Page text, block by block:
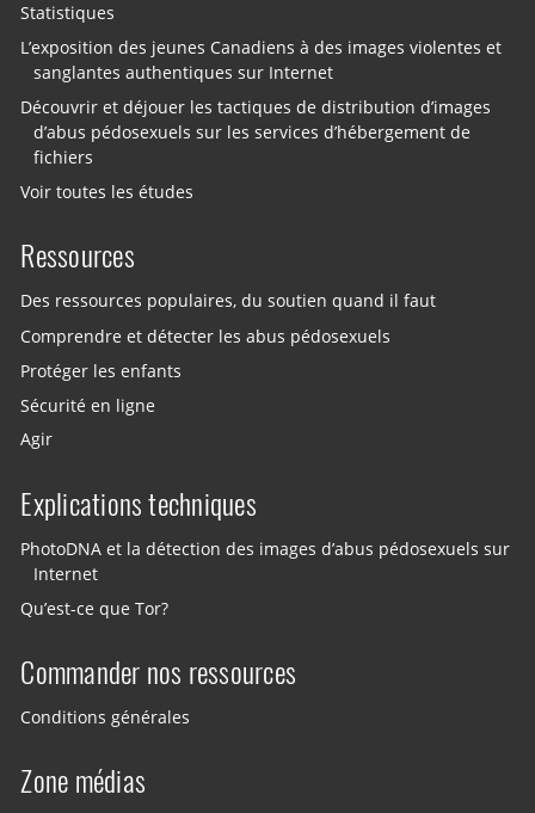
Statistiques
L’exposition des jeunes Canadiens à des images violentes et
sanglantes authentiques sur Internet
Découvrir et déjouer les tactiques de distribution d’images
d’abus pédosexuels sur les services d’hébergement de
fichiers
Voir toutes les études
Ressources
Des ressources populaires, du soutien quand il faut
Comprendre et détecter les abus pédosexuels
Protéger les enfants
Sécurité en ligne
Agir
Explications techniques
PhotoDNA et la détection des images d’abus pédosexuels sur
Internet
Qu’est-ce que Tor?
Commander nos ressources
Conditions générales
Zone médias